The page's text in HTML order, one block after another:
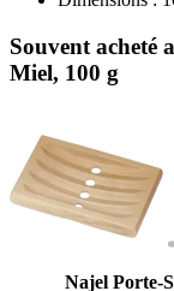
Souvent acheté
Miel, 100 g
Najel Porte-